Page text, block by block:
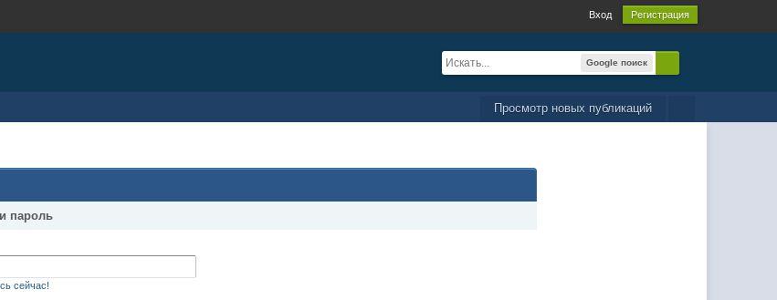
Вход Регистрация
Google поиск
Просмотр новых публикаций
пароль
сейчас!